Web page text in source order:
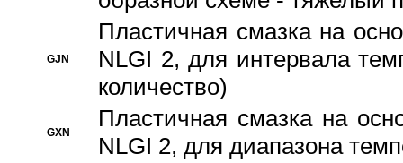
GJN
Пластичная смазка на
NLGI 2, для интервала
количество)
GXN
Пластичная смазка на
NLGI 2, для диапазона